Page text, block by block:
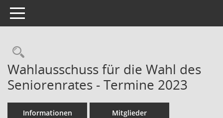
Toggle navigation
Rechercheauswahl
Wahlausschuss für die Wahl des
Seniorenrates - Termine 2023
Informationen Mitglieder